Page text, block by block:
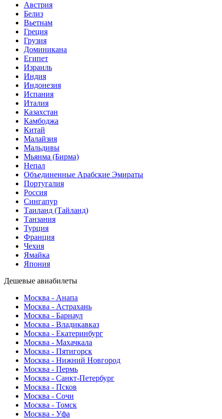
Австрия
Белиз
Вьетнам
Греция
Грузия
Доминикана
Египет
Израиль
Индия
Индонезия
Испания
Италия
Казахстан
Камбоджа
Китай
Малайзия
Мальдивы
Мьянма (Бирма)
Непал
Объединенные Арабские Эмираты
Португалия
Россия
Сингапур
Таиланд (Тайланд)
Танзания
Турция
Франция
Чехия
Ямайка
Япония
Дешевые авиабилеты
Москва - Анапа
Москва - Астрахань
Москва - Барнаул
Москва - Владикавказ
Москва - Екатеринбург
Москва - Махачкала
Москва - Пятигорск
Москва - Нижний Новгород
Москва - Пермь
Москва - Санкт-Петербург
Москва - Псков
Москва - Сочи
Москва - Томск
Москва - Уфа